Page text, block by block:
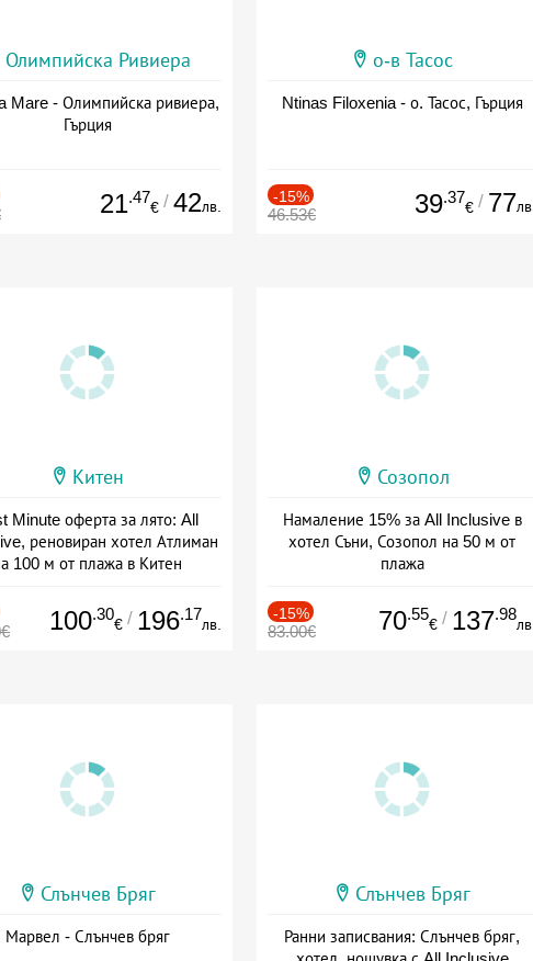
Олимпийска Ривиера
Mare - Олимпийска ривиера,
Гърция
21.47
€ / 42лв.
о-в Тасос
Ntinas Filoxenia - о. Тасос, Гърция
-15%
46.53€ 39.37
€ / 77лв.
Китен
Minute оферта за лято: All
реновиран хотел Атлиман
100 м от плажа в Китен
100.30
€ / 196.17
лв.
Созопол
Намаление 15% за All Inclusive в
хотел Съни, Созопол на 50 м от
плажа
-15%
83.00€ 70.55
€ / 137.98
лв.
Слънчев Бряг
Марвел - Слънчев бряг
Слънчев Бряг
Ранни записвания: Слънчев бряг,